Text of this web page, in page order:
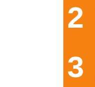
2
3